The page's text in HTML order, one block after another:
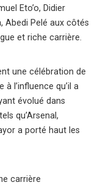
Eto’o, Didier
Abedi Pelé aux côtés
et riche carrière.
une célébration de
l’influence qu’il a
évolué dans
qu’Arsenal,
a porté haut les
carrière